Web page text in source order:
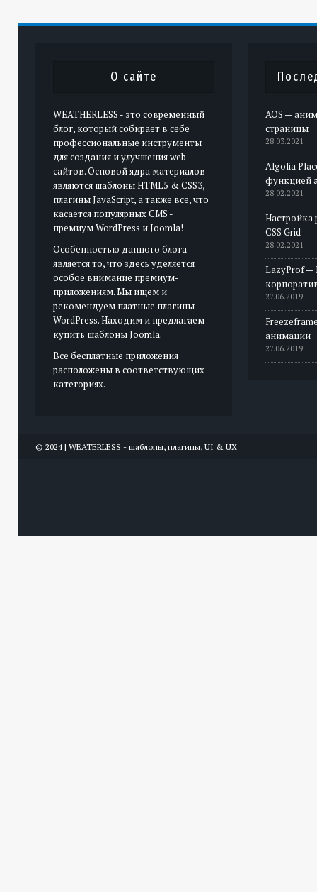
О сайте
WEATHERLESS - это современный
блог, который собирает в себе
профессиональные инструменты
для создания и улучшения web-
сайтов. Основой ядра материалов
являются шаблоны HTML5 & CSS3,
плагины JavaScript, а также все, что
касается популярных CMS -
премиум WordPress и Joomla!
Особенностью данного блога
является то, что здесь уделяется
особое внимание премиум-
приложениям. Мы ищем и
рекомендуем платные плагины
WordPress. Находим и предлагаем
купить шаблоны Joomla.
Все бесплатные приложения
расположены в соответствующих
категориях.
AOS —
страницы
28.03.2021
Algolia
функцией
28.02.2021
Настройка
CSS Grid
28.02.2021
LazyProf —
27.06.2019
анимации
27.06.2019
© 2024 | WEATERLESS - шаблоны, плагины, UI & UX